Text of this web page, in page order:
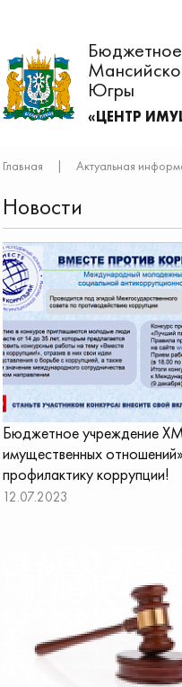
Югры
«ЦЕНТР
Главная | Актуальная
Новости
Бюджетное учреждение
имущественных
профилактику коррупции!
12.07.2023